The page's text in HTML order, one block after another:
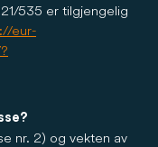
535 er tilgjengelig
eur-
nr. 2) og vekten av